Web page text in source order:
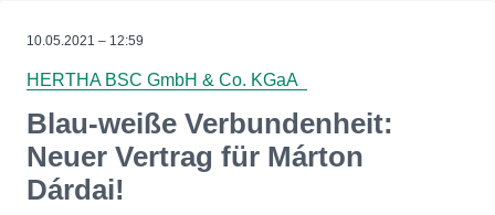
10.05.2021 – 12:59
HERTHA BSC GmbH & Co. KGaA
Blau-weiße Verbundenheit:
Neuer Vertrag für Márton
Dárdai!